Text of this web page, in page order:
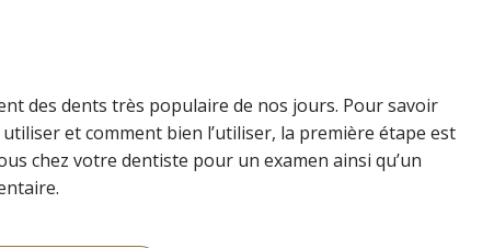
des dents très populaire de nos jours. Pour savoir
et comment bien l’utiliser, la première étape est
chez votre dentiste pour un examen ainsi qu’un